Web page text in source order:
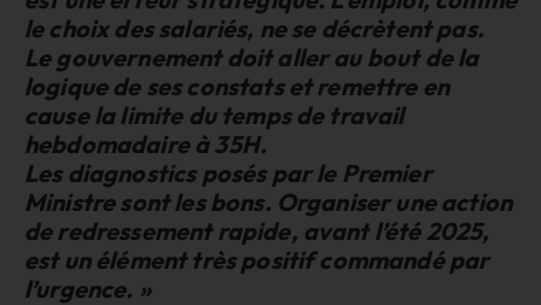
le choix des salariés, ne se décrètent pas.
Le gouvernement doit aller au bout de la
logique de ses constats et remettre en
cause la limite du temps de travail
hebdomadaire à 35H.
Les diagnostics posés par le Premier
Ministre sont les bons. Organiser une action
de redressement rapide, avant l’été 2025,
est un élément très positif commandé par
l’urgence. »